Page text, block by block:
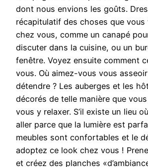
dont nous envions les goûts.
récapitulatif des choses que vous
chez vous, comme un canapé
discuter dans la cuisine, ou un
fenêtre. Voyez ensuite comment
vous. Où aimez-vous vous
détendre ? Les auberges et les
décorés de telle manière que
vous y relaxer. S’il existe un lieu
aller parce que la lumière est
meubles sont confortables et le
adoptez ce look chez vous !
et créez des planches